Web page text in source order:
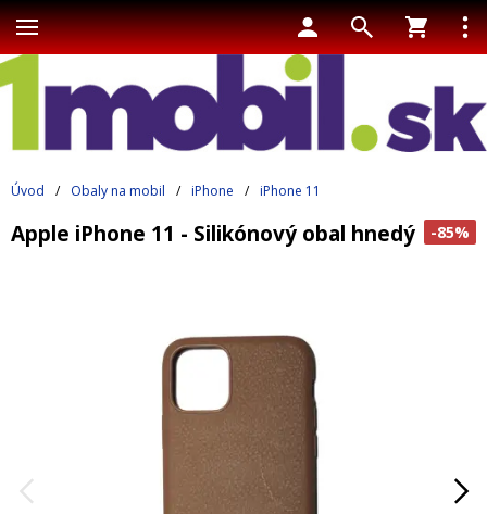
Úvod / Obaly na mobil / iPhone / iPhone 11
-85%
Apple iPhone 11 - Silikónový obal hnedý